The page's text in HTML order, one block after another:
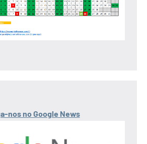
nos no Google News